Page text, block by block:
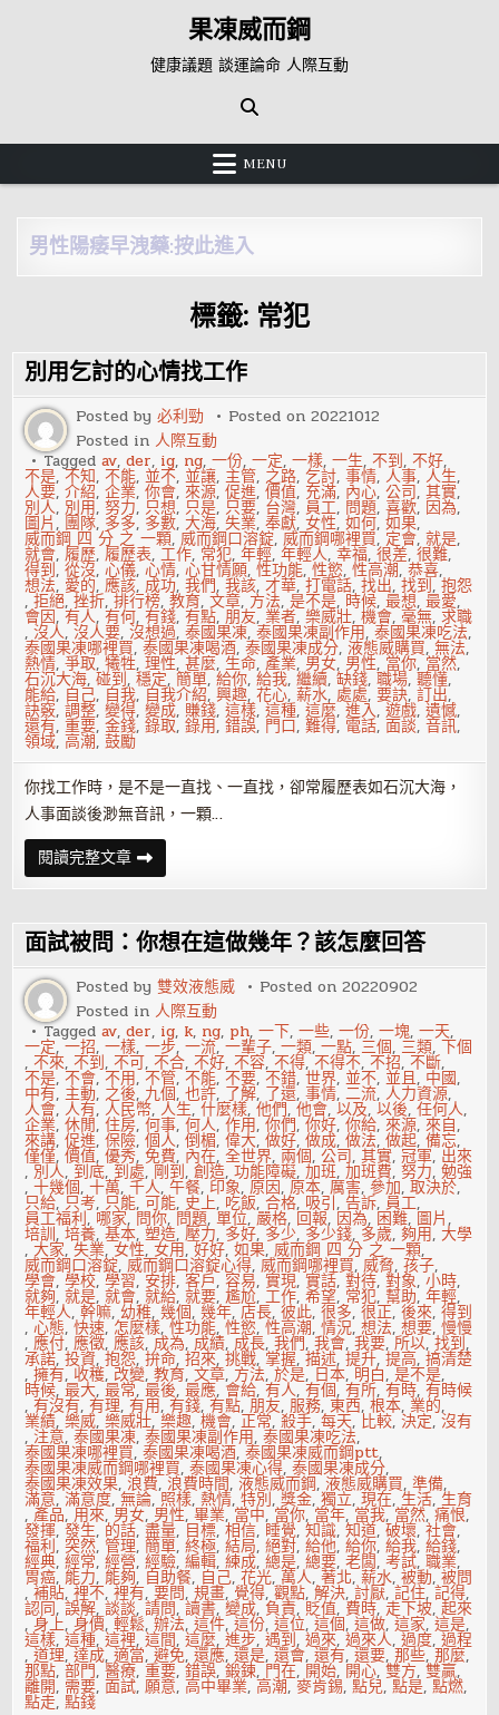
果凍威而鋼
健康議題 談運論命 人際互動
MENU
男性陽痿早洩藥:按此進入
標籤: 常犯
別用乞討的心情找工作
Posted by必利勁 Posted on20221012
Posted in人際互動
Taggedav,der, ig, ng,一份,一定,一樣,一生,不到,不好,
不是,不知,不能,並不,並讓,主管, 之路,乞討,事情,人事,人生,
人要,介紹,企業,你會,來源,促進,價值, 充滿, 內心,公司,其實,
別人, 別用,努力, 只想, 只是, 只要, 台灣, 員工, 問題,喜歡, 因為,
圖片, 團隊, 多多, 多數,大海,失業,奉獻,女性,如何,如果,
威而鋼 四 分 之 一顆,威而鋼口溶錠,威而鋼哪裡買, 定會,就是,
就會,履歷,履歷表,工作, 常犯,年輕,年輕人,幸福,很差,很難,
得到,從沒,心儀,心情,心甘情願,性功能,性慾,性高潮,恭喜,
想法, 愛的,應該, 成功,我們,我該,才華,打電話,找出,找到,抱怨
,拒絕,挫折,排行榜,教育,文章, 方法,是不是, 時候,最想,最愛,
會因,有人,有何,有錢,有點,朋友, 業者,樂威壯,機會,毫無,求職
,沒人,沒人要,沒想過,泰國果凍,泰國果凍副作用,泰國果凍吃法,
泰國果凍哪裡買,泰國果凍喝酒,泰國果凍成分,液態威購買,無法,
熱情,爭取,犧牲,理性,甚麼,生命,產業, 男女, 男性, 當你, 當然,
石沉大海,碰到,穩定,簡單,給你,給我,繼續,缺錢,職場,聽懂,
能給, 自己, 自我, 自我介紹,興趣,花心,薪水, 處處,要訣,訂出,
訣竅,調整,變得,變成, 賺錢,這樣,這種,這麼,進入,遊戲,遺憾,
還有,重要,金錢,錄取,錄用,錯誤, 門口,難得, 電話,面談,音訊,
領域,高潮,鼓勵
你找工作時，是不是一直找、一直找，卻常履歷表如石沉大海，
人事面談後渺無音訊，一顆…
閱讀完整文章別
用
乞
的
心
情
找
工
作
面試被問：你想在這做幾年？該怎麼回答
Posted by雙效液態威 Posted on20220902
Posted in人際互動
Taggedav,der, ig, k, ng, ph,一下,一些,一份,一塊,一天,
一定,一招,一樣,一步,一流,一輩子,一類,一點, 三個, 三類,下個
,不來,不到,不可,不合,不好,不容,不得,不得不,不招,不斷,
不是,不會,不用,不管,不能,不要,不錯,世界,並不,並且, 中國,
中有,主動, 之後, 九個,也許, 了解, 了還,事情,二流,人力資源,
人會,人有,人民幣,人生,什麼樣,他們,他會,以及,以後,任何人,
企業,休閒,住房,何事,何人,作用,你們,你好,你給,來源,來自,
來講,促進,保險,個人,倒楣,偉大,做好,做成,做法,做起,備忘,
僅僅,價值,優秀,免費, 內在,全世界, 兩個,公司,其實,冠軍, 出來
, 別人, 到底, 到處, 剛到,創造,功能障礙,加班,加班費,努力,勉強
,十幾個,十萬,千人,午餐, 印象,原因,原本,厲害,參加,取決於,
只給, 只考, 只能,可能, 史上, 吃飯,合格, 吸引,告訴, 員工,
員工福利, 哪家, 問你, 問題,單位,嚴格, 回報, 因為, 困難, 圖片,
培訓,培養,基本,塑造,壓力, 多好, 多少, 多少錢, 多歲,夠用,大學
,大家,失業,女性,女用,好好,如果,威而鋼 四 分 之 一顆,
威而鋼口溶錠,威而鋼口溶錠心得,威而鋼哪裡買,威脅,孩子,
學會,學校,學習, 安排,客戶,容易,實現,實話,對待,對象,小時,
就夠,就是,就會,就給,就要,尷尬,工作,希望, 常犯,幫助,年輕,
年輕人,幹嘛, 幼稚,幾個,幾年,店長,彼此,很多,很正,後來,得到
,心態,快速, 怎麼樣,性功能,性慾,性高潮,情況,想法,想要,慢慢
,應付,應徵,應該,成為, 成績, 成長,我們,我會,我要,所以,找到,
承諾,投資,抱怨,拚命,招來,挑戰,掌握,描述,提升,提高,搞清楚
,擁有, 收穫, 改變,教育,文章, 方法,於是, 日本, 明白,是不是,
時候,最大,最常,最後,最應, 會給,有人,有個,有所,有時,有時候
,有沒有,有理,有用,有錢,有點,朋友,服務,東西,根本, 業的,
業績,樂威,樂威壯,樂趣,機會,正常,殺手,每天, 比較,決定,沒有
, 注意,泰國果凍,泰國果凍副作用,泰國果凍吃法,
泰國果凍哪裡買,泰國果凍喝酒,泰國果凍威而鋼ptt,
泰國果凍威而鋼哪裡買,泰國果凍心得,泰國果凍成分,
泰國果凍效果,浪費,浪費時間,液態威而鋼,液態威購買,準備,
滿意,滿意度,無論, 照樣,熱情,特別,獎金,獨立,現在,生活,生育
,產品, 用來, 男女, 男性,畢業, 當中, 當你, 當年, 當我, 當然,痛恨,
發揮,發生, 的話,盡量, 目標,相信, 睡覺,知識,知道,破壞,社會,
福利,突然,管理,簡單,終極,結局,絕對,給他,給你,給我,給錢,
經典,經常,經營,經驗,編輯,練成,總是,總要,老闆,考試,職業,
胃癌,能力,能夠, 自助餐, 自己,花光,萬人,著北,薪水,被動,被問
,補貼,裡不,裡有,要問,規畫, 覺得,觀點,解決,討厭,記住,記得,
認同,誤解,談談,請問,讀書,變成,負責, 貶值, 費時,走下坡,起來
,身上,身價,輕鬆,辦法,這件,這份,這位,這個,這做,這家,這是,
這樣,這種,這裡,這間,這麼,進步,遇到,過來,過來人,過度,過程
,道理,達成,適當,避免,還應,還是,還會,還有,還要,那些,那麼,
那點,部門,醫療,重要,錯誤,鍛鍊, 門在, 開始, 開心,雙方,雙贏,
離開, 需要,面試,願意,高中畢業,高潮,麥肯錫,點兒,點是,點燃,
點走,點錢